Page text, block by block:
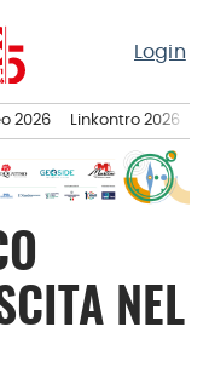
Login
2026 Linkontro 2026
NEL